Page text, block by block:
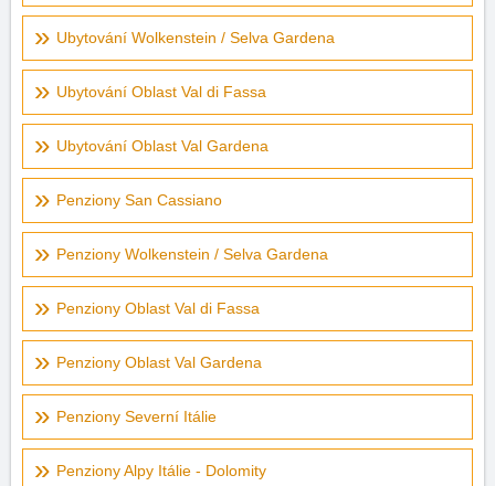
Ubytování Wolkenstein / Selva Gardena
Ubytování Oblast Val di Fassa
Ubytování Oblast Val Gardena
Penziony San Cassiano
Penziony Wolkenstein / Selva Gardena
Penziony Oblast Val di Fassa
Penziony Oblast Val Gardena
Penziony Severní Itálie
Penziony Alpy Itálie - Dolomity